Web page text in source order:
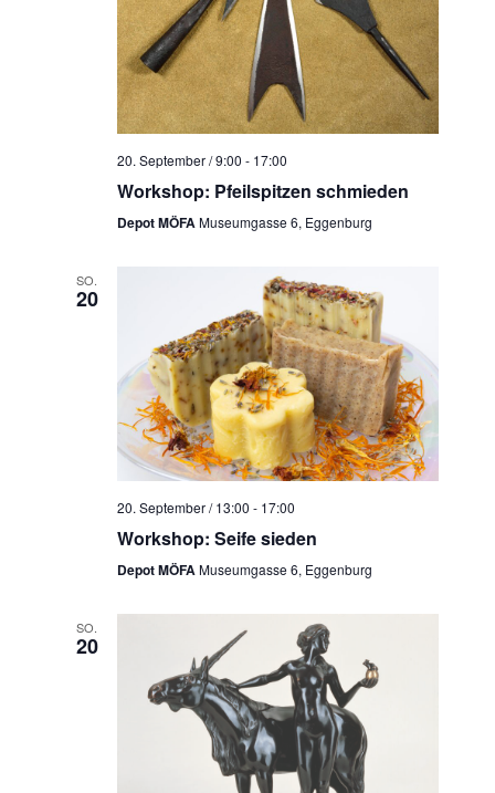
20. September / 9:00 - 17:00
Workshop: Pfeilspitzen schmieden
Depot MÖFAMuseumgasse 6, Eggenburg
SO.
20
20. September / 13:00 - 17:00
Workshop: Seife sieden
Depot MÖFAMuseumgasse 6, Eggenburg
SO.
20